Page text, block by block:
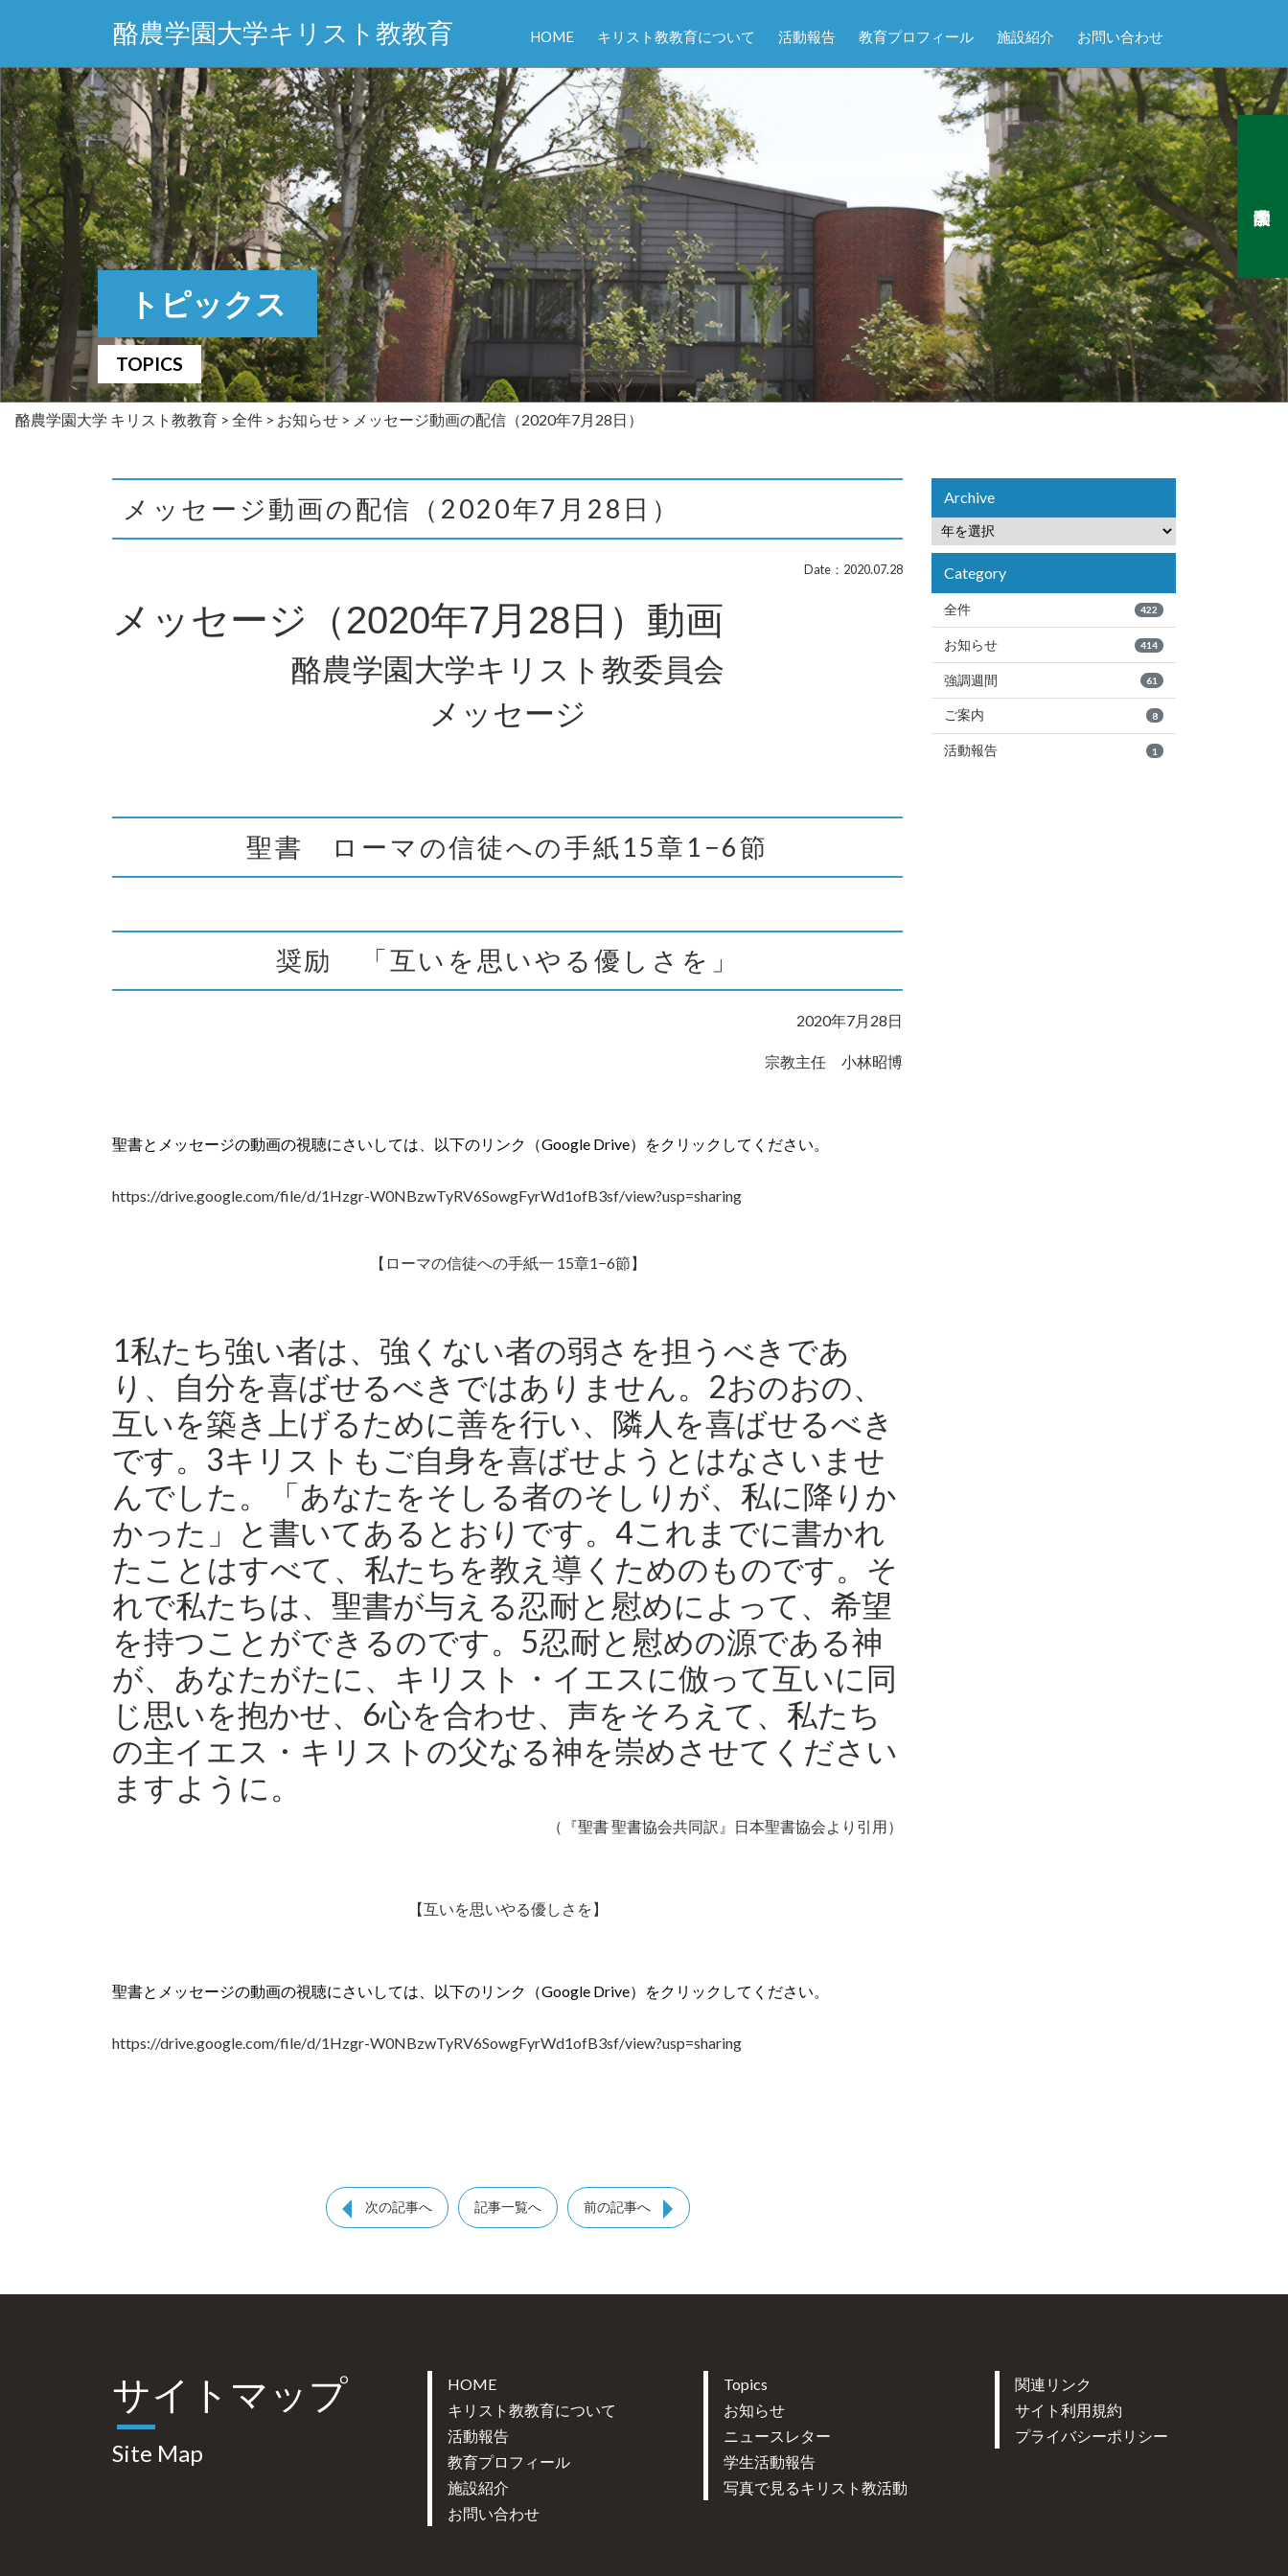
酪農学園大学キリスト教教育 HOME キリスト教教育について 活動報告 教育プロフィール 施設紹介 お問い合わせ
トピックス
TOPICS
酪農学園大学 キリスト教教育 > 全件 > お知らせ > メッセージ動画の配信（2020年7月28日）
メッセージ動画の配信（2020年7月28日）
Date：2020.07.28
メッセージ（2020年7月28日）動画
酪農学園大学キリスト教委員会
メッセージ
聖書 ローマの信徒への手紙15章1−6節
奨励 「互いを思いやる優しさを」
2020年7月28日
宗教主任 小林昭博
聖書とメッセージの動画の視聴にさいしては、以下のリンク（Google Drive）をクリックしてください。
https://drive.google.com/file/d/1Hzgr-W0NBzwTyRV6SowgFyrWd1ofB3sf/view?usp=sharing
【ローマの信徒への手紙一 15章1−6節】
1私たち強い者は、強くない者の弱さを担うべきであ
り、自分を喜ばせるべきではありません。2おのおの、
互いを築き上げるために善を行い、隣人を喜ばせるべき
です。3キリストもご自身を喜ばせようとはなさいませ
んでした。「あなたをそしる者のそしりが、私に降りか
かった」と書いてあるとおりです。4これまでに書かれ
たことはすべて、私たちを教え導くためのものです。そ
れで私たちは、聖書が与える忍耐と慰めによって、希望
を持つことができるのです。5忍耐と慰めの源である神
が、あなたがたに、キリスト・イエスに倣って互いに同
じ思いを抱かせ、6心を合わせ、声をそろえて、私たち
の主イエス・キリストの父なる神を崇めさせてください
ますように。
（『聖書 聖書協会共同訳』日本聖書協会より引用）
【互いを思いやる優しさを】
聖書とメッセージの動画の視聴にさいしては、以下のリンク（Google Drive）をクリックしてください。
https://drive.google.com/file/d/1Hzgr-W0NBzwTyRV6SowgFyrWd1ofB3sf/view?usp=sharing
次の記事へ 記事一覧へ 前の記事へ
Archive
Category
全件 422
お知らせ 414
強調週間 61
ご案内 8
活動報告 1
サイトマップ
Site Map
HOME
キリスト教教育について
活動報告
教育プロフィール
施設紹介
お問い合わせ
Topics
お知らせ
ニュースレター
学生活動報告
写真で見るキリスト教活動
関連リンク
サイト利用規約
プライバシーポリシー